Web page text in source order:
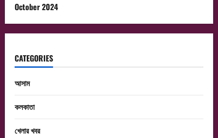
October 2024
CATEGORIES
আসাম
কলকাতা
খেলার খবর